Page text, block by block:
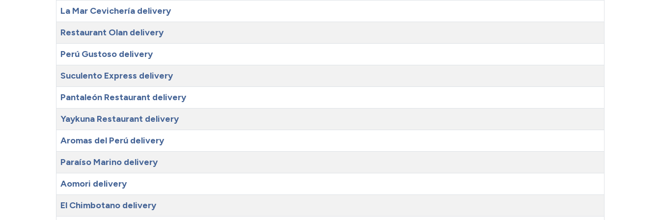
La Mar Cevichería delivery
Restaurant Olan delivery
Perú Gustoso delivery
Suculento Express delivery
Pantaleón Restaurant delivery
Yaykuna Restaurant delivery
Aromas del Perú delivery
Paraíso Marino delivery
Aomori delivery
El Chimbotano delivery